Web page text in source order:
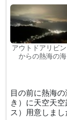
アウトドアリビ
からの熱海の海
目の前に熱海
き）に天空天
ス）用意しま